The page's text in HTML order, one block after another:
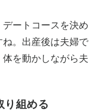
ートコースを決め
。出産後は夫婦で
を動かしながら夫
り組める